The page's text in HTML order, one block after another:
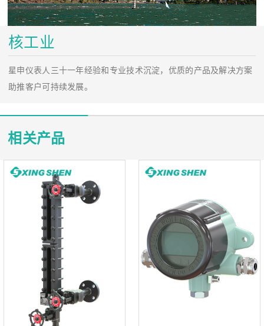
核工业
星申仪表人三十一年经验和专业技术沉淀，优质的产品及解决方案
助推客户可持续发展。
相关产品